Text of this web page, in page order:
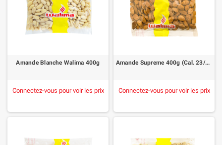
Amande Blanche Walima 400g
Connectez-vous pour voir les prix
Amande Supreme 400g (Cal. 23/25)
Connectez-vous pour voir les prix